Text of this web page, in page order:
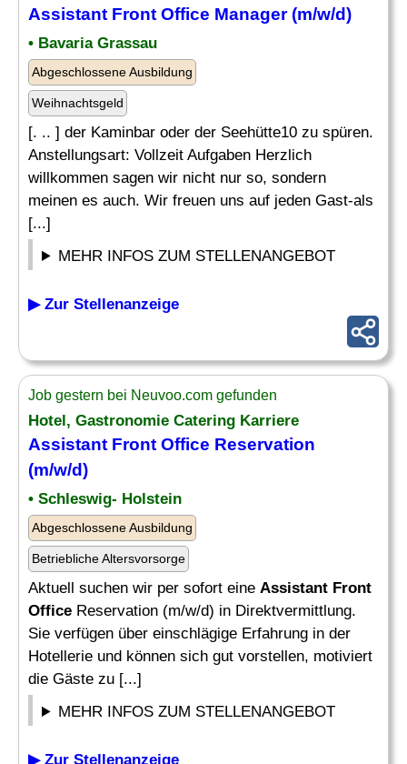
Assistant Front Office Manager (m/w/d)
• Bavaria Grassau
Abgeschlossene Ausbildung
Weihnachtsgeld
[. .. ] der Kaminbar oder der Seehütte10 zu spüren.
Anstellungsart: Vollzeit Aufgaben Herzlich
willkommen sagen wir nicht nur so, sondern
meinen es auch. Wir freuen uns auf jeden Gast-als
[...]
MEHR INFOS ZUM STELLENANGEBOT
▶ Zur Stellenanzeige
Job gestern bei Neuvoo.com gefunden
Hotel, Gastronomie Catering Karriere
Assistant Front Office Reservation
(m/w/d)
• Schleswig- Holstein
Abgeschlossene Ausbildung
Betriebliche Altersvorsorge
Aktuell suchen wir per sofort eine Assistant Front
Office Reservation (m/w/d) in Direktvermittlung.
Sie verfügen über einschlägige Erfahrung in der
Hotellerie und können sich gut vorstellen, motiviert
die Gäste zu [...]
MEHR INFOS ZUM STELLENANGEBOT
▶ Zur Stellenanzeige